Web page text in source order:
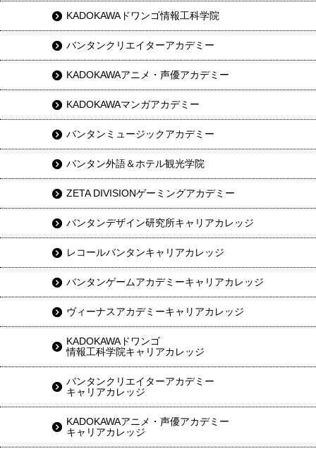
KADOKAWAドワンゴ情報工科学院
バンタンクリエイターアカデミー
KADOKAWAアニメ・声優アカデミー
KADOKAWAマンガアカデミー
バンタンミュージックアカデミー
バンタン外語＆ホテル観光学院
ZETA DIVISIONゲーミングアカデミー
バンタンデザイン研究所キャリアカレッジ
レコールバンタンキャリアカレッジ
バンタンゲームアカデミーキャリアカレッジ
ヴィーナスアカデミーキャリアカレッジ
KADOKAWAドワンゴ
情報工科学院キャリアカレッジ
バンタンクリエイターアカデミー
キャリアカレッジ
KADOKAWAアニメ・声優アカデミー
キャリアカレッジ